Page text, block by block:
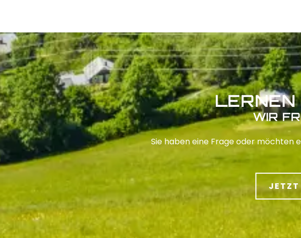
LERNEN
WIR
Sie haben eine Frage oder möchten
JETZT